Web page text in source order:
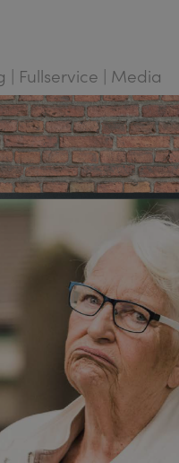
| Fullservice | Media